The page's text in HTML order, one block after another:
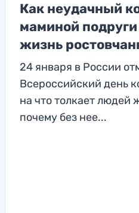
Как неудачный
маминой
жизнь
24 января в России
Всероссийский день
на что толкает людей
почему без нее...